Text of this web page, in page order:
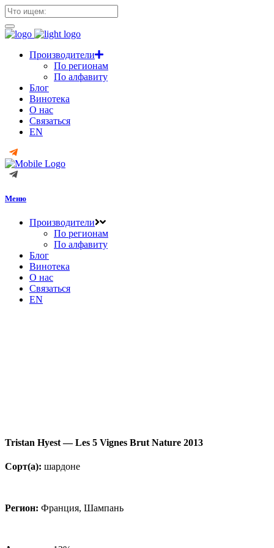
Производители
По регионам
По алфавиту
Блог
Винотека
О нас
Связаться
EN
Меню
Производители
По регионам
По алфавиту
Блог
Винотека
О нас
Связаться
EN
Tristan Hyest — Les 5 Vignes Brut Nature 2013
Сорт(а): шардоне
Регион: Франция, Шампань